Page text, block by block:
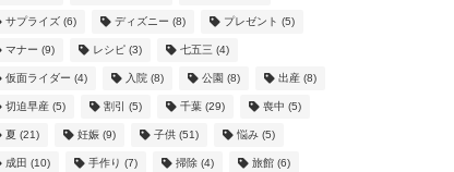
サプライズ(6) ディズニー (8) プレゼント (5)
マナー (9) レシピ(3) 七五三 (4)
仮面ライダー (4) 入院(8) 公園 (8) 出産(8)
切迫早産(5) 割引 (5) 千葉(29) 喪中 (5)
夏 (21) 妊娠(9) 子供(51) 悩み(5)
成田 (10) 手作り (7) 掃除(4) 旅館(6)